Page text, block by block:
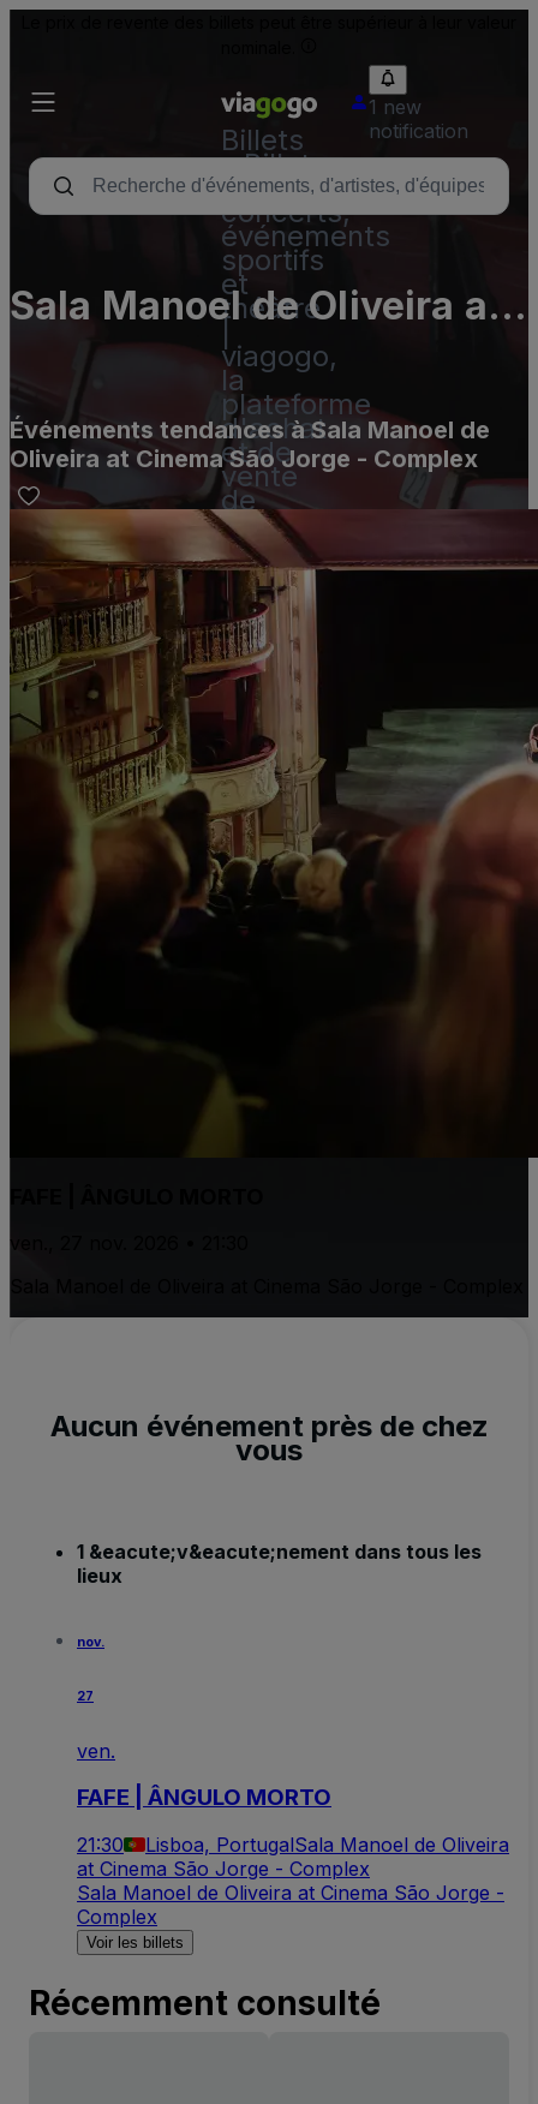
Billets
- Billet
pour
concerts,
événements
sportifs
et
théâtre
|
viagogo,
la
plateforme
d'achat
et de
vente
de
billets
1 new
notification
Sala Manoel de Oliveira at
Cinema São Jorge -
Complex
Événements tendances à Sala Manoel de
Oliveira at Cinema São Jorge - Complex
Aucun événement près de chez
vous
1 &eacute;v&eacute;nement dans tous les
lieux
nov.
27
ven.
FAFE | ÂNGULO MORTO
21:30 Lisboa, PortugalSala Manoel de Oliveira
at Cinema São Jorge - Complex
Sala Manoel de Oliveira at Cinema São Jorge -
Complex
Voir les billets
Récemment consulté